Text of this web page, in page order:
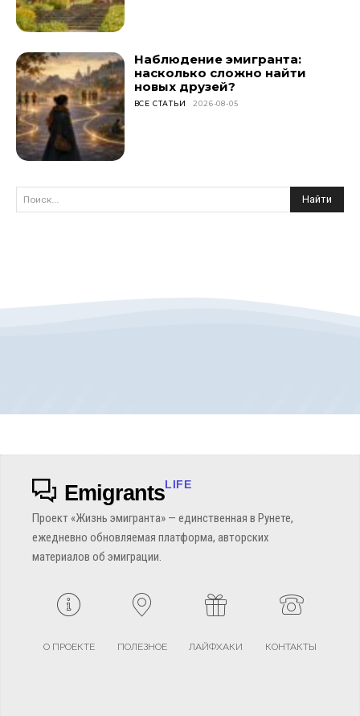
Наблюдение эмигранта:
насколько сложно найти
новых друзей?
ВСЕ СТАТЬИ 2026-08-05
Поиск... Найти
EmigrantsLIFE
Проект «Жизнь эмигранта» — единственная в Рунете,
ежедневно обновляемая платформа, авторских
материалов об эмиграции.
О ПРОЕКТЕ ПОЛЕЗНОЕ ЛАЙФХАКИ КОНТАКТЫ